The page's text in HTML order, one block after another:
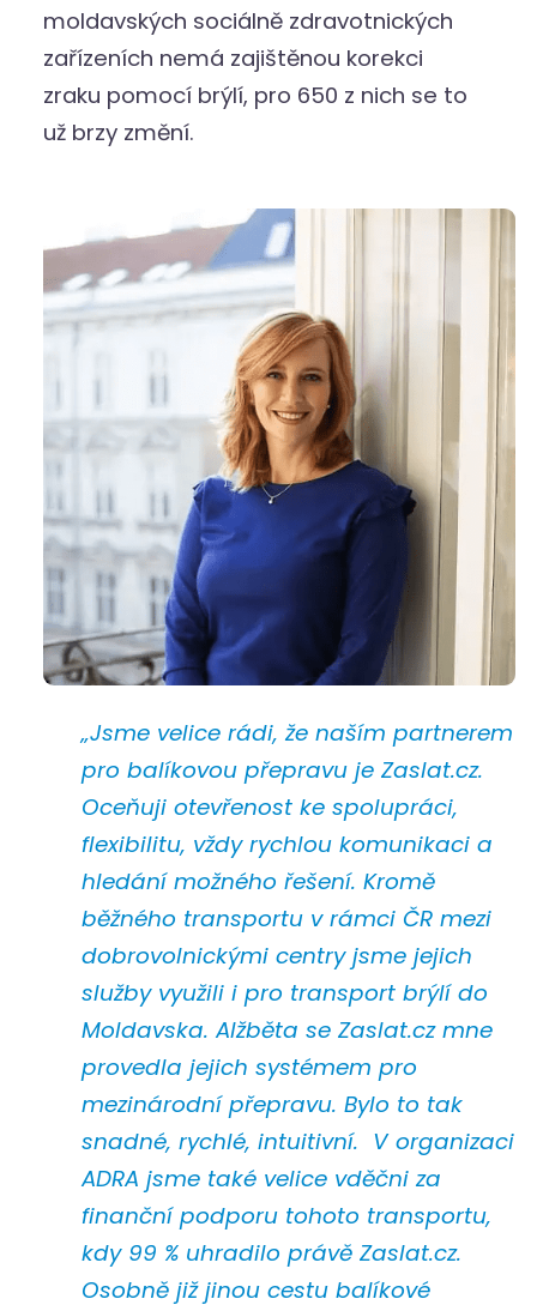
moldavských sociálně zdravotnických
zařízeních nemá zajištěnou korekci
zraku pomocí brýlí, pro 650 z nich se to
už brzy změní.
„Jsme velice rádi, že naším partnerem
pro balíkovou přepravu je Zaslat.cz.
Oceňuji otevřenost ke spolupráci,
flexibilitu, vždy rychlou komunikaci a
hledání možného řešení. Kromě
běžného transportu v rámci ČR mezi
dobrovolnickými centry jsme jejich
služby využili i pro transport brýlí do
Moldavska. Alžběta se Zaslat.cz mne
provedla jejich systémem pro
mezinárodní přepravu. Bylo to tak
snadné, rychlé, intuitivní. V organizaci
ADRA jsme také velice vděčni za
finanční podporu tohoto transportu,
kdy 99 % uhradilo právě Zaslat.cz.
Osobně již jinou cestu balíkové